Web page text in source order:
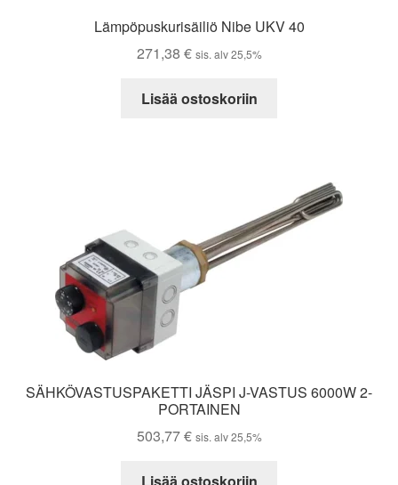
Lämpöpuskurisäiliö Nibe UKV 40
271,38 € sis. alv 25,5%
Lisää ostoskoriin
SÄHKÖVASTUSPAKETTI JÄSPI J-VASTUS 6000W 2-
PORTAINEN
503,77€ sis. alv 25,5%